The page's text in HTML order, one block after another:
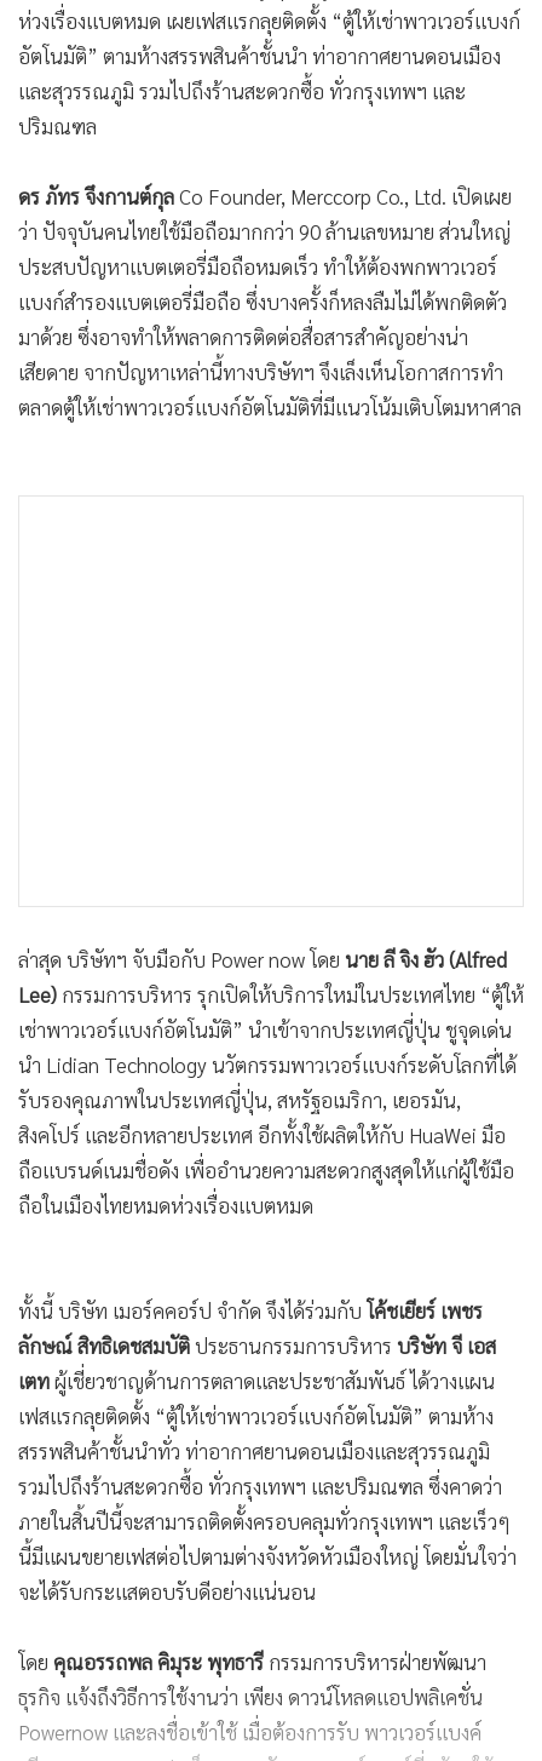
• ชุมชน-คุณภาพชีวิต
อาชญากรรม
• Motoring
• วิทยาศาสตร์
• SMEs
• หุ้น
• อินโดจีน
• กองทุนรวม
• Celeb Online
• Factcheck
• News1
ห่วงเรื่องแบตหมด เผยเฟสแรกลุยติดตั้ง “ตู้ให้เช่าพาวเวอร์แบงก์
อัตโนมัติ” ตามห้างสรรพสินค้าชั้นนำ ท่าอากาศยานดอนเมือง
และสุวรรณภูมิ รวมไปถึงร้านสะดวกซื้อ ทั่วกรุงเทพฯ และ
ปริมณฑล
ดร​ ภัทร​ จึงกานต์กุลCo Founder, Merccorp Co., Ltd. เปิดเผย
ว่า ปัจจุบันคนไทยใช้มือถือมากกว่า 90 ล้านเลขหมาย ส่วนใหญ่
ประสบปัญหาแบตเตอรี่มือถือหมดเร็ว ทำให้ต้องพกพาวเวอร์
แบงก์สำรองแบตเตอรี่มือถือ ซึ่งบางครั้งก็หลงลืมไม่ได้พกติดตัว
มาด้วย ซึ่งอาจทำให้พลาดการติดต่อสื่อสารสำคัญอย่างน่า
เสียดาย จากปัญหาเหล่านี้ทางบริษัทฯ จึงเล็งเห็นโอกาสการทำ
ตลาดตู้ให้เช่าพาวเวอร์แบงก์อัตโนมัติที่มีแนวโน้มเติบโตมหาศาล
ล่าสุด บริษัทฯ จับมือกับ Power now โดย นาย ลี จิง ฮัว (Alfred
Lee) กรรมการบริหาร รุกเปิดให้บริการใหม่ในประเทศไทย “ตู้ให้
เช่าพาวเวอร์แบงก์อัตโนมัติ” นำเข้าจากประเทศญี่ปุ่น ชูจุดเด่น
นำ Lidian Technology นวัตกรรมพาวเวอร์แบงก์ระดับโลกที่ได้
รับรองคุณภาพในประเทศญี่ปุ่น, สหรัฐอเมริกา, เยอรมัน,
สิงคโปร์ และอีกหลายประเทศ อีกทั้งใช้ผลิตให้กับ HuaWei มือ
ถือแบรนด์เนมชื่อดัง เพื่ออำนวยความสะดวกสูงสุดให้แก่ผู้ใช้มือ
ถือในเมืองไทยหมดห่วงเรื่องแบตหมด
ทั้งนี้ บริษัท เมอร์คคอร์ป จำกัด จึงได้ร่วมกับโค้ชเยียร์​ เพชร
ลักษณ์​ สิทธิเดชสมบัติประธานกรรมการบริหาร​ บริษัท จี​ เอส
เตท​ ผู้เชี่ยวชาญด้านการตลาดและประชาสัมพันธ์ ได้วางแผน
เฟสแรกลุยติดตั้ง “ตู้ให้เช่าพาวเวอร์แบงก์อัตโนมัติ” ตามห้าง
สรรพสินค้าชั้นนำทั่ว ท่าอากาศยานดอนเมืองและสุวรรณภูมิ
รวมไปถึงร้านสะดวกซื้อ ทั่วกรุงเทพฯ และปริมณฑล ซึ่งคาดว่า
ภายในสิ้นปีนี้จะสามารถติดตั้งครอบคลุมทั่วกรุงเทพฯ และเร็วๆ
นี้มีแผนขยายเฟสต่อไปตามต่างจังหวัดหัวเมืองใหญ่ โดยมั่นใจว่า
จะได้รับกระแสตอบรับดีอย่างแน่นอน
โดย คุณอรรถพล​ คิมุระ​ พุทธารี ​ กรรมการบริหารฝ่ายพัฒนา
ธุรกิจ​ แจ้งถึงวิธีการใช้งานว่า เพียง ดาวน์โหลดแอปพลิเคชั่น
Powernow และลงชื่อเข้าใช้ เมื่อต้องการรับ พาวเวอร์แบงค์